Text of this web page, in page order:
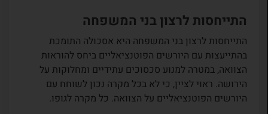
התייחסות לרצון בני המשפחה
התייחסות לרצון בני המשפחה היא אסכולה התומכת
בהתייעצות עם היורשים הפוטנציאליים ביחס להוראות
הצוואה, במטרה למנוע סכסוכים עתידיים ומחלוקות על
הירושה. ראוי לציין, כי לא בכל מקרה נכון לשוחח עם
היורשים הפוטנציאליים על הצוואה. כל מקרה לגופו.